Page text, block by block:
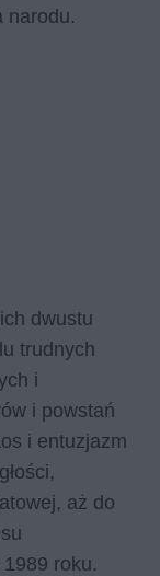
narodu.
dwustu
trudnych
i
i powstań
i entuzjazm
aż do
roku.